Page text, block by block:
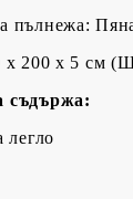
пълнежа:
x 200 x 5 см
съдържа:
легло